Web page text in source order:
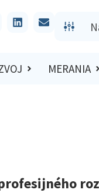
MERANIA